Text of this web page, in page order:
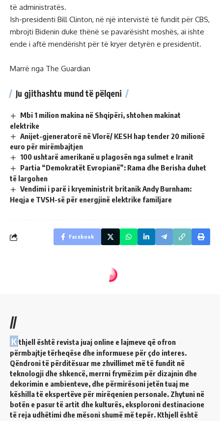
të administratës.
Ish-presidenti Bill Clinton, në një intervistë të fundit për CBS,
mbrojti Bidenin duke thënë se pavarësisht moshës, ai ishte
ende i aftë mendërisht për të kryer detyrën e presidentit.
Marrë nga The Guardian
Ju gjithashtu mund të pëlqeni
Mbi 1 milion makina në Shqipëri, shtohen makinat
elektrike
Anijet-gjeneratorë në Vlorë/ KESH hap tender 20 milionë
euro për mirëmbajtjen
100 ushtarë amerikanë u plagosën nga sulmet e Iranit
Partia “Demokratët Evropianë”: Rama dhe Berisha duhet
të largohen
Vendimi i parë i kryeministrit britanik Andy Burnham:
Heqja e TVSH-së për energjinë elektrike familjare
Facebook
//
K thjell është revista juaj online e lajmeve që ofron
përmbajtje tërheqëse dhe informuese për çdo interes.
Qëndroni të përditësuar me zhvillimet më të fundit në
teknologji dhe shkencë, merrni frymëzim për dizajnin dhe
dekorimin e ambienteve, dhe përmirësoni jetën tuaj me
këshilla të ekspertëve për mirëqenien personale. Zhytuni në
botën e pasur të artit dhe kulturës, eksploroni destinacione
të reja udhëtimi dhe mësoni shumë më tepër. Kthjell është